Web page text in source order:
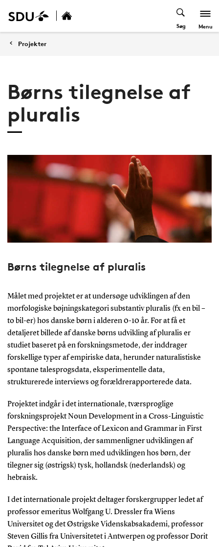
Søg Menu
Projekter
Børns tilegnelse af
pluralis
Børns tilegnelse af pluralis
Målet med projektet er at undersøge udviklingen af den
morfologiske bøjningskategori substantiv pluralis (fx en bil –
to bil-er) hos danske børn i alderen 0-10 år. For at få et
detaljeret billede af danske børns udvikling af pluralis er
studiet baseret på en forskningsmetode, der inddrager
forskellige typer af empiriske data, herunder naturalistiske
spontane talesprogsdata, eksperimentelle data,
strukturerede interviews og forældrerapporterede data.
Projektet indgår i det internationale, tværsproglige
forskningsprojekt Noun Development in a Cross-Linguistic
Perspective: the Interface of Lexicon and Grammar in First
Language Acquisition, der sammenligner udviklingen af
pluralis hos danske børn med udviklingen hos børn, der
tilegner sig (østrigsk) tysk, hollandsk (nederlandsk) og
hebraisk.
I det internationale projekt deltager forskergrupper ledet af
professor emeritus Wolfgang U. Dressler fra Wiens
Universitet og det Østrigske Videnskabsakademi, professor
Steven Gillis fra Universitetet i Antwerpen og professor Dorit